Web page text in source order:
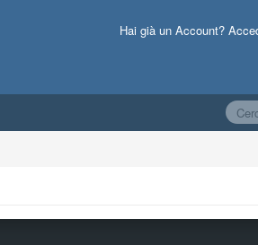
Hai già un Account?